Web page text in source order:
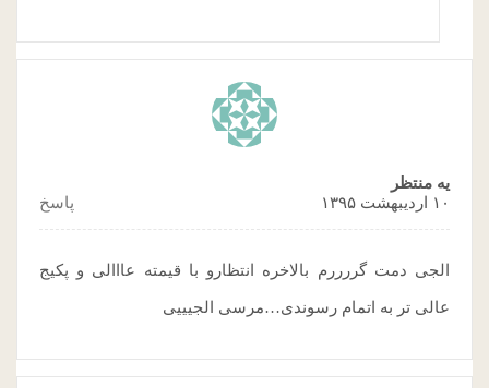
یه منتظر
۱۰ اردیبهشت ۱۳۹۵
پاسخ
الجی دمت گررررم بالاخره انتظارو با قیمته عااالی و پکیج
عالی تر به اتمام رسوندی…مرسی الجیییی